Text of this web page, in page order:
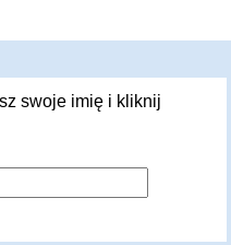
swoje imię i kliknij